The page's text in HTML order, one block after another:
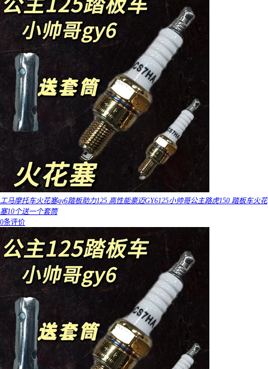
工马摩托车火花塞gy6踏板助力125 高性能豪迈GY6125小帅哥公主路虎150 踏板车火花
塞10个送一个套筒
0条评价